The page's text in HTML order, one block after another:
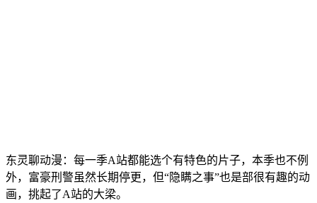
东灵聊动漫：每一季A站都能选个有特色的片子，本季也不例
外，富豪刑警虽然长期停更，但“隐瞒之事”也是部很有趣的动
画，挑起了A站的大梁。